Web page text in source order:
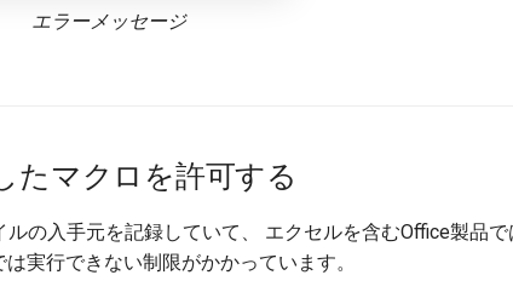
エラーメッセージ
たマクロを許可する
の入手元を記録していて、 エクセルを含むOffice製品で
実行できない制限がかかっています。